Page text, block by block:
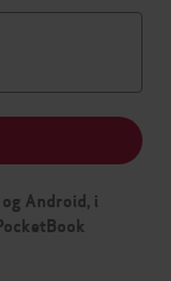
Android, i